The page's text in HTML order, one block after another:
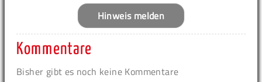
Hinweis melden
Kommentare
Bisher gibt es noch keine Kommentare